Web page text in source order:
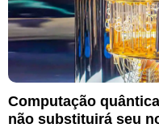
Computação
não substituirá seu